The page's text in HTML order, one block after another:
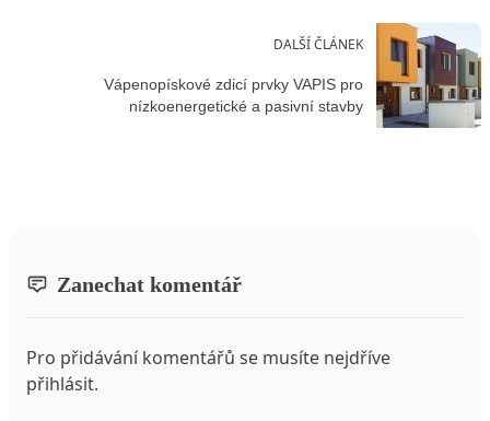
DALŠÍ ČLÁNEK
Vápenopískové zdicí prvky VAPIS pro
nízkoenergetické a pasivní stavby
Zanechat komentář
Pro přidávání komentářů se musíte nejdříve
přihlásit.